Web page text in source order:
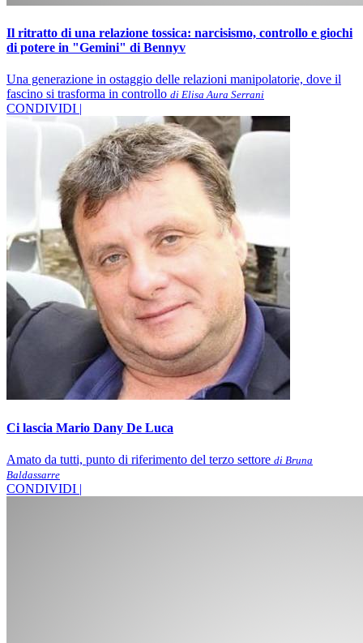
Il ritratto di una relazione tossica: narcisismo, controllo e giochi
di potere in "Gemini" di Bennyv
Una generazione in ostaggio delle relazioni manipolatorie, dove il
fascino si trasforma in controllo di Elisa Aura Serrani
CONDIVIDI |
Ci lascia Mario Dany De Luca
Amato da tutti, punto di riferimento del terzo settore di Bruna
Baldassarre
CONDIVIDI |